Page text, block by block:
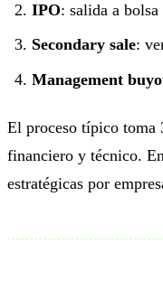
IPO: salida a
Secondary sale:
Management
El proceso típico toma
financiero y técnico.
estratégicas por